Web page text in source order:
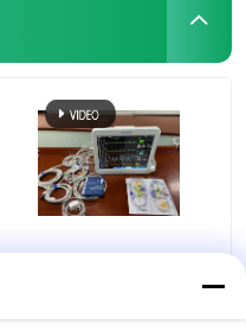
Medische kliniek ICU